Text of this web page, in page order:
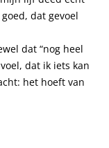
dat gevoel
dat “nog heel
dat ik iets kan
het hoeft van